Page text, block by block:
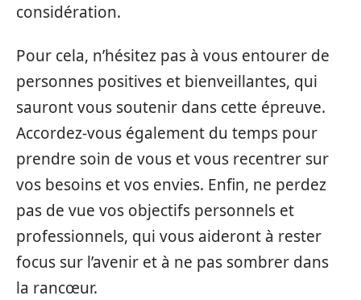
considération.
Pour cela, n’hésitez pas à vous entourer de
personnes positives et bienveillantes, qui
sauront vous soutenir dans cette épreuve.
Accordez-vous également du temps pour
prendre soin de vous et vous recentrer sur
vos besoins et vos envies. Enfin, ne perdez
pas de vue vos objectifs personnels et
professionnels, qui vous aideront à rester
focus sur l’avenir et à ne pas sombrer dans
la rancœur.